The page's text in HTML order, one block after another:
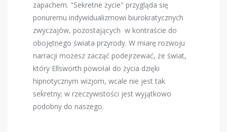
zapachem. "Sekretne życie" przygląda się
ponuremu indywidualizmowi biurokratycznych
zwyczajów, pozostających w kontraście do
obojętnego świata przyrody. W miarę rozwoju
narracji możesz zacząć podejrzewać, że świat,
który Ellsworth powołał do życia dzięki
hipnotycznym wizjom, wcale nie jest tak
sekretny; w rzeczywistości jest wyjątkowo
podobny do naszego.